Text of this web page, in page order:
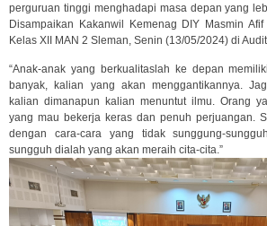
perguruan tinggi menghadapi masa depan yang
Disampaikan Kakanwil Kemenag DIY Masmin
Kelas XII MAN 2 Sleman, Senin (13/05/2024) di
“Anak-anak yang berkualitaslah ke depan
banyak, kalian yang akan menggantikannya.
kalian dimanapun kalian menuntut ilmu. Orang
yang mau bekerja keras dan penuh perjuangan.
dengan cara-cara yang tidak sunggung-
sungguh dialah yang akan meraih cita-cita.”